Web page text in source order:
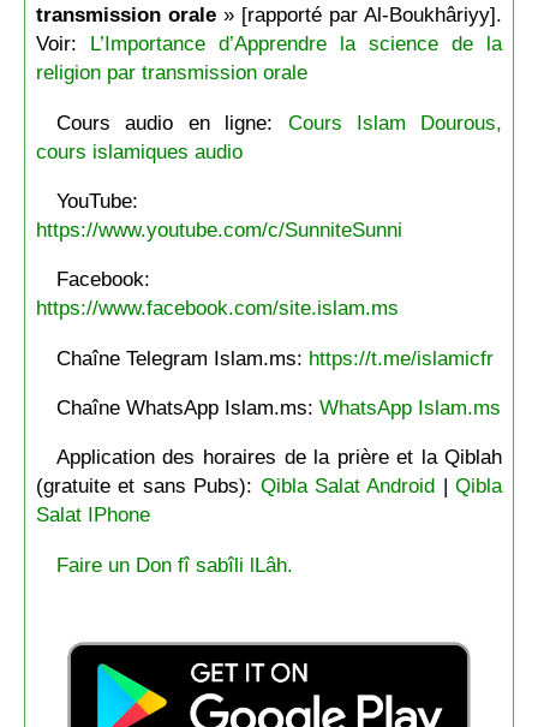
transmission orale» [rapporté par Al-Boukhâriyy].
Voir: L’Importance d’Apprendre la science de la
religion par transmission orale
Cours audio en ligne: Cours Islam Dourous,
cours islamiques audio
YouTube:
https://www.youtube.com/c/SunniteSunni
Facebook:
https://www.facebook.com/site.islam.ms
Chaîne Telegram Islam.ms: https://t.me/islamicfr
Chaîne WhatsApp Islam.ms: WhatsApp Islam.ms
Application des horaires de la prière et la Qiblah
(gratuite et sans Pubs): Qibla Salat Android |Qibla
Salat IPhone
Faire un Don fî sabîli lLâh.